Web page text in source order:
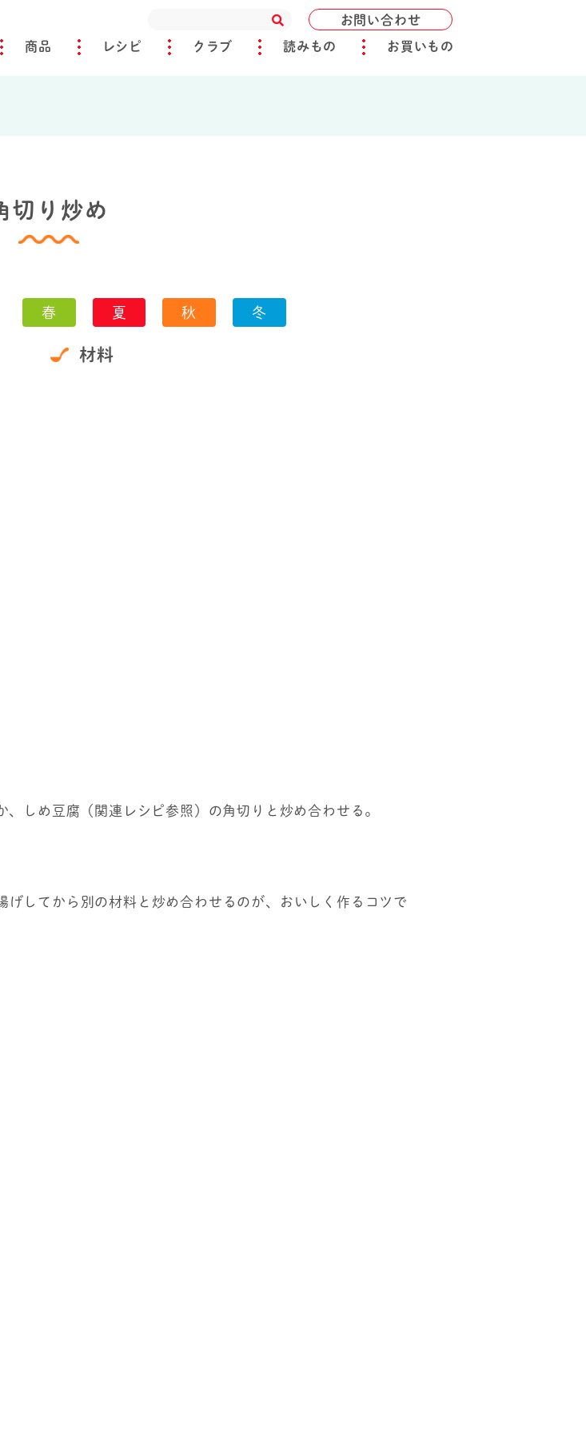
お問い合わせ
商品 レシピ クラブ 読みもの お買いもの
切り炒め
春 夏 秋 冬
材料
しめ豆腐（関連レシピ参照）の角切りと炒め合わせる。
してから別の材料と炒め合わせるのが、おいしく作るコツで